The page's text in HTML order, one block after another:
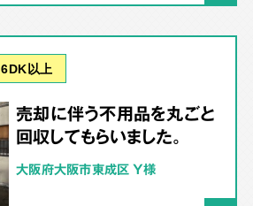
6DK以上
売却に伴う不用品を丸ごと
回収してもらいました。
大阪府大阪市東成区 Y様